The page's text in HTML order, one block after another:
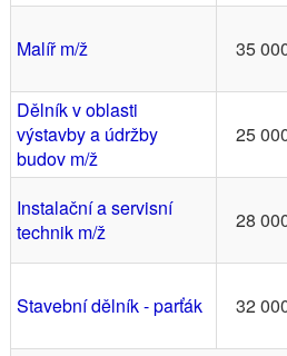
Malíř m/ž 35
Dělník v oblasti
výstavby a údržby
budov m/ž
25
Instalační a servisní
technik m/ž
28
Stavební dělník - parťák 32